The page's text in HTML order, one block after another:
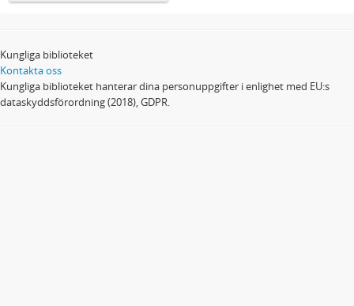
Kungliga biblioteket
Kontakta oss
Kungliga biblioteket hanterar dina personuppgifter i enlighet med EU:s
dataskyddsförordning (2018), GDPR.